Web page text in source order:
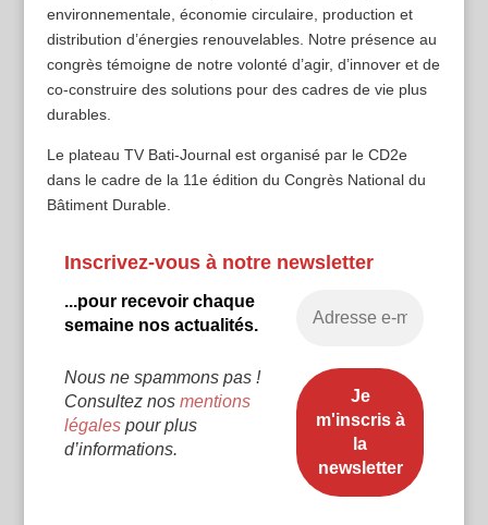
environnementale, économie circulaire, production et
distribution d’énergies renouvelables. Notre présence au
congrès témoigne de notre volonté d’agir, d’innover et de
co-construire des solutions pour des cadres de vie plus
durables.
Le plateau TV Bati-Journal est organisé par le CD2e
dans le cadre de la 11e édition du Congrès National du
Bâtiment Durable.
Inscrivez-vous à notre newsletter
...pour recevoir chaque
semaine nos actualités.
Nous ne spammons pas !
Consultez nos mentions
légalespour plus
d’informations.